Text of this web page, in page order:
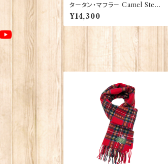
タータン・マフラー Camel Stewa
rt 【Glencroft】 00207_CST
¥14,300